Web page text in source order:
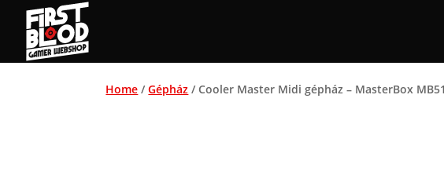
Home /Gépház / Cooler Master Midi gépház – MasterBox